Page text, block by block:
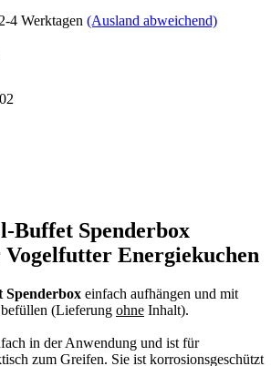
4 Werktagen (Ausland abweichend)
Buffet Spenderbox
Energiekuchen
Spenderbox einfach aufhängen und mit
(Lieferung ohne Inhalt).
in der Anwendung und ist für
zum Greifen. Sie ist korrosionsgeschützt